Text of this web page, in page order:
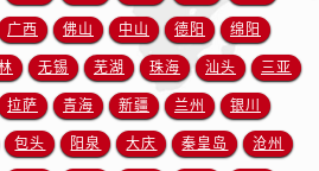
福建省三明市三元区东乾二路欧米茄售后服务中心（需提前预约）
福建省漳州市龙文区步港路欧米茄售后服务中心（需提前预约）
江苏省常州市新北区龙锦路1590号现代传媒中心5号楼10层1008室欧米茄售后服务中心（需提前预约）
江苏省淮安市清江浦区淮海北路欧米茄售后服务中心（需提前预约）
江苏省连云港市海州区通灌北路欧米茄售后服务中心（需提前预约）
广西 佛山 中山 德阳 绵阳
无锡 芜湖 珠海 汕头 三亚
拉萨 青海 新疆 兰州 银川
包头 阳泉 大庆 秦皇岛 沧州